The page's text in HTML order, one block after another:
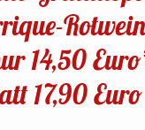
14,50
17,90 Euro